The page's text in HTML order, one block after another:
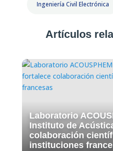
Ingeniería Civil Electrónica
Artículos
Laboratorio
Instituto de
colaboración
instituciones